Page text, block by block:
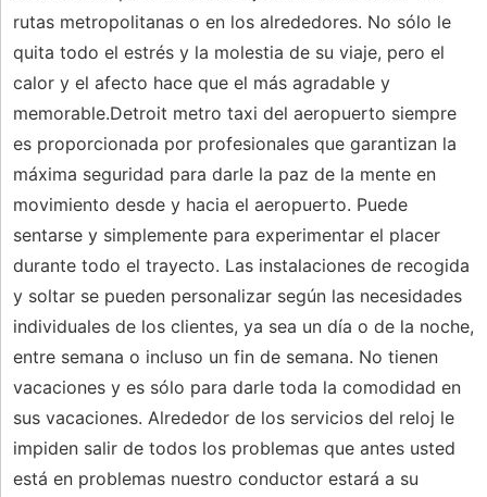
rutas metropolitanas o en los alrededores. No sólo le
quita todo el estrés y la molestia de su viaje, pero el
calor y el afecto hace que el más agradable y
memorable.Detroit metro taxi del aeropuerto siempre
es proporcionada por profesionales que garantizan la
máxima seguridad para darle la paz de la mente en
movimiento desde y hacia el aeropuerto. Puede
sentarse y simplemente para experimentar el placer
durante todo el trayecto. Las instalaciones de recogida
y soltar se pueden personalizar según las necesidades
individuales de los clientes, ya sea un día o de la noche,
entre semana o incluso un fin de semana. No tienen
vacaciones y es sólo para darle toda la comodidad en
sus vacaciones. Alrededor de los servicios del reloj le
impiden salir de todos los problemas que antes usted
está en problemas nuestro conductor estará a su